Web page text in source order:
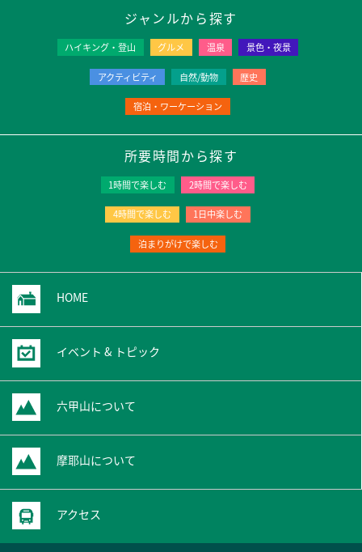
ジャンルから探す
ハイキング・登山 グルメ 温泉 景色・夜景
アクティビティ 自然/動物 歴史
宿泊・ワーケーション
所要時間から探す
1時間で楽しむ 2時間で楽しむ
4時間で楽しむ 1日中楽しむ
泊まりがけで楽しむ
HOME
イベント & トピック
六甲山について
摩耶山について
アクセス